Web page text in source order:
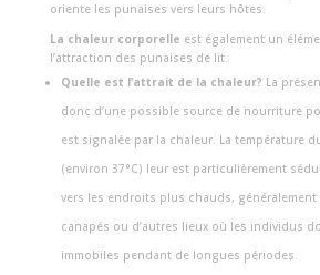
oriente les punaises vers leurs hôtes.
La chaleur corporelle est également un
l’attraction des punaises de lit.
Quelle est l’attrait de la chaleur? La
donc d’une possible source de nourriture
est signalée par la chaleur. La température
(environ 37°C) leur est particulièrement
vers les endroits plus chauds,
canapés ou d’autres lieux où les individus
immobiles pendant de longues périodes.